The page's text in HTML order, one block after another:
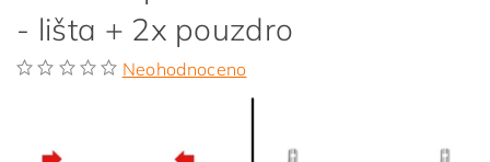
- lišta + 2x pouzdro
Neohodnoceno